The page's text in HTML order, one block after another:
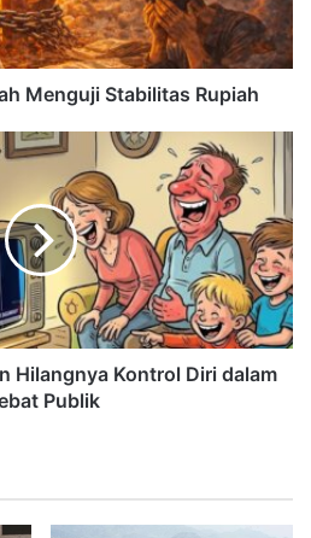
Menguji Stabilitas Rupiah
Hilangnya Kontrol Diri dalam
Publik